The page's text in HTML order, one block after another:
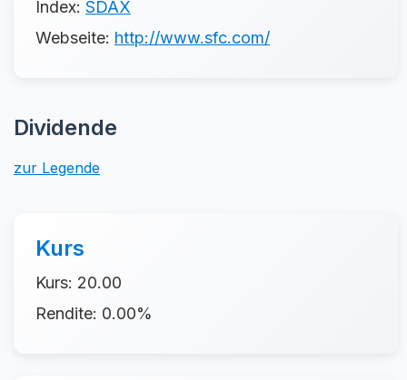
Index: SDAX
Webseite: http://www.sfc.com/
Dividende
zur Legende
Kurs
Kurs: 20.00
Rendite: 0.00%